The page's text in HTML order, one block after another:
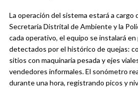
La operación del sistema estará a cargo
Secretaría Distrital de Ambiente y la
cada operativo, el equipo se instalará
detectados por el histórico de quejas:
sitios con maquinaria pesada y ejes
vendedores informales. El sonómetro
durante una hora, registrando picos y